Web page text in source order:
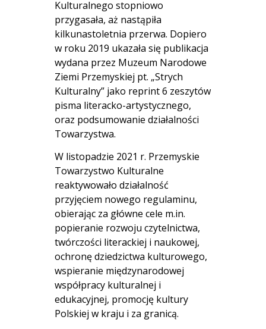
Kulturalnego stopniowo
przygasała, aż nastąpiła
kilkunastoletnia przerwa. Dopiero
w roku 2019 ukazała się publikacja
wydana przez Muzeum Narodowe
Ziemi Przemyskiej pt. „Strych
Kulturalny” jako reprint 6 zeszytów
pisma literacko-artystycznego,
oraz podsumowanie działalności
Towarzystwa.
W listopadzie 2021 r. Przemyskie
Towarzystwo Kulturalne
reaktywowało działalność
przyjęciem nowego regulaminu,
obierając za główne cele m.in.
popieranie rozwoju czytelnictwa,
twórczości literackiej i naukowej,
ochronę dziedzictwa kulturowego,
wspieranie międzynarodowej
współpracy kulturalnej i
edukacyjnej, promocję kultury
Polskiej w kraju i za granicą.